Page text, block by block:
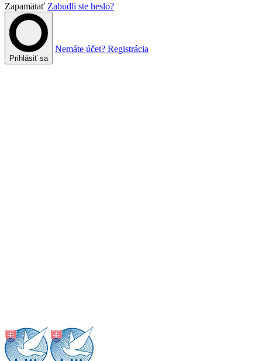
Zapamätať Zabudli ste heslo?
Prihlásiť sa
Nemáte účet? Registrácia